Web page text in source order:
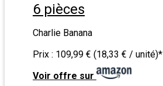
6 pièces
Charlie Banana
Prix : 109,99 € (18,33 € / unité)*
Voir offre sur